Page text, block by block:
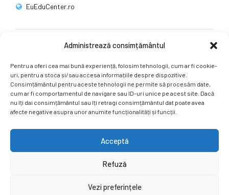
Administrează consimțământul
Pentru a oferi cea mai bună experiență, folosim tehnologii, cum ar fi cookie-
uri, pentru a stoca și/sau accesa informațiile despre dispozitive.
Consimțământul pentru aceste tehnologii ne permite să procesăm date,
cum ar fi comportamentul de navigare sau ID-uri unice pe acest site. Dacă
nu îți dai consimțământul sau îți retragi consimțământul dat poate avea
afecte negative asupra unor anumite funcționalități și funcții.
Acceptă
Refuză
Vezi preferințele
EuEduCenter.ro
Ne puteți găsi și pe rețelele sociale.